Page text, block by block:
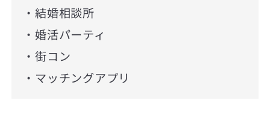
・結婚相談所
・婚活パーティ
・街コン
・マッチングアプリ